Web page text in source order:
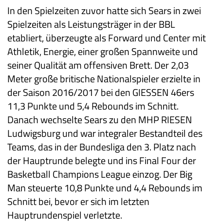
In den Spielzeiten zuvor hatte sich Sears in zwei
Spielzeiten als Leistungsträger in der BBL
etabliert, überzeugte als Forward und Center mit
Athletik, Energie, einer großen Spannweite und
seiner Qualität am offensiven Brett. Der 2,03
Meter große britische Nationalspieler erzielte in
der Saison 2016/2017 bei den GIESSEN 46ers
11,3 Punkte und 5,4 Rebounds im Schnitt.
Danach wechselte Sears zu den MHP RIESEN
Ludwigsburg und war integraler Bestandteil des
Teams, das in der Bundesliga den 3. Platz nach
der Hauptrunde belegte und ins Final Four der
Basketball Champions League einzog. Der Big
Man steuerte 10,8 Punkte und 4,4 Rebounds im
Schnitt bei, bevor er sich im letzten
Hauptrundenspiel verletzte.